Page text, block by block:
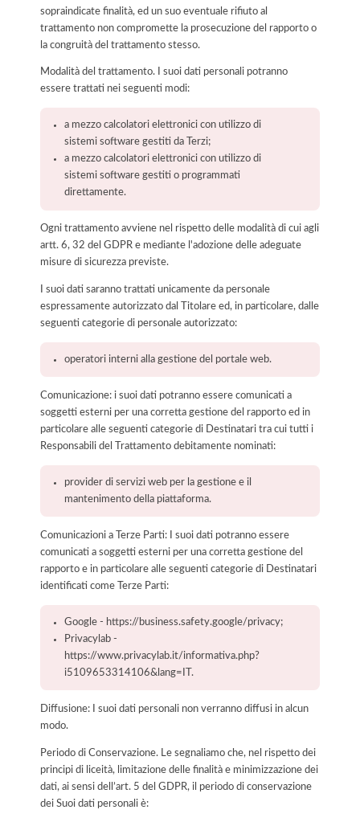
sopraindicate finalità, ed un suo eventuale rifiuto al
trattamento non compromette la prosecuzione del rapporto o
la congruità del trattamento stesso.
Modalità del trattamento. I suoi dati personali potranno
essere trattati nei seguenti modi:
a mezzo calcolatori elettronici con utilizzo di
sistemi software gestiti da Terzi;
a mezzo calcolatori elettronici con utilizzo di
sistemi software gestiti o programmati
direttamente.
Ogni trattamento avviene nel rispetto delle modalità di cui agli
artt. 6, 32 del GDPR e mediante l'adozione delle adeguate
misure di sicurezza previste.
I suoi dati saranno trattati unicamente da personale
espressamente autorizzato dal Titolare ed, in particolare, dalle
seguenti categorie di personale autorizzato:
operatori interni alla gestione del portale web.
Comunicazione: i suoi dati potranno essere comunicati a
soggetti esterni per una corretta gestione del rapporto ed in
particolare alle seguenti categorie di Destinatari tra cui tutti i
Responsabili del Trattamento debitamente nominati:
provider di servizi web per la gestione e il
mantenimento della piattaforma.
Comunicazioni a Terze Parti: I suoi dati potranno essere
comunicati a soggetti esterni per una corretta gestione del
rapporto e in particolare alle seguenti categorie di Destinatari
identificati come Terze Parti:
Google - https://business.safety.google/privacy;
Privacylab -
https://www.privacylab.it/informativa.php?
i5109653314106&lang=IT.
Diffusione: I suoi dati personali non verranno diffusi in alcun
modo.
Periodo di Conservazione. Le segnaliamo che, nel rispetto dei
principi di liceità, limitazione delle finalità e minimizzazione dei
dati, ai sensi dell’art. 5 del GDPR, il periodo di conservazione
dei Suoi dati personali è: